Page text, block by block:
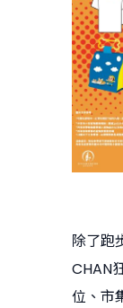
除了跑
CHAN
位、市